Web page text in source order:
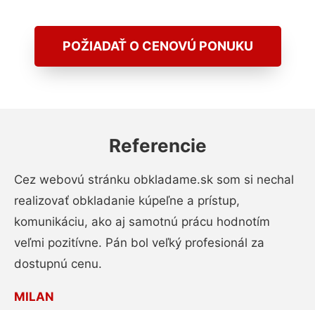
POŽIADAŤ O CENOVÚ PONUKU
Referencie
Cez webovú stránku obkladame.sk som si nechal
realizovať obkladanie kúpeľne a prístup,
komunikáciu, ako aj samotnú prácu hodnotím
veľmi pozitívne. Pán bol veľký profesionál za
dostupnú cenu.
MILAN